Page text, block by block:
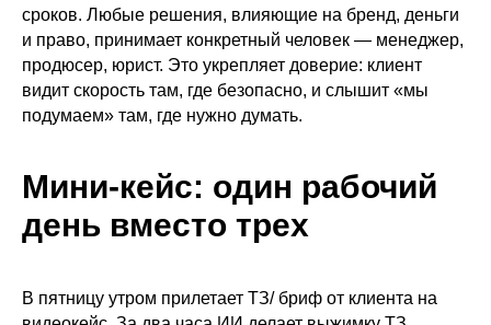
сроков. Любые решения, влияющие на бренд, деньги
и право, принимает конкретный человек — менеджер,
продюсер, юрист. Это укрепляет доверие: клиент
видит скорость там, где безопасно, и слышит «мы
подумаем» там, где нужно думать.
Мини-кейс: один рабочий
день вместо трех
В пятницу утром прилетает ТЗ/ бриф от клиента на